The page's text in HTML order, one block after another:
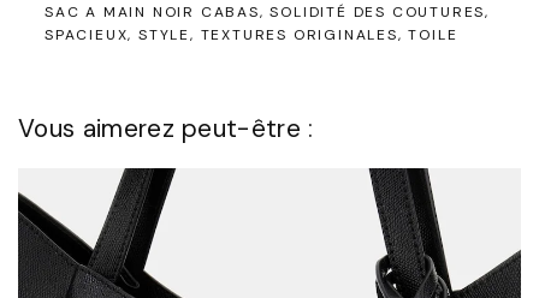
SAC A MAIN NOIR CABAS
SOLIDITÉ DES COUTURES
SPACIEUX STYLE TEXTURES ORIGINALES TOILE
Vous aimerez peut-être :